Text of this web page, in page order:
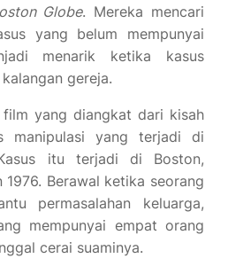
Globe. Mereka mencari
yang belum mempunyai
menarik ketika kasus
gereja.
yang diangkat dari kisah
manipulasi yang terjadi di
itu terjadi di Boston,
1976. Berawal ketika seorang
permasalahan keluarga,
mempunyai empat orang
cerai suaminya.